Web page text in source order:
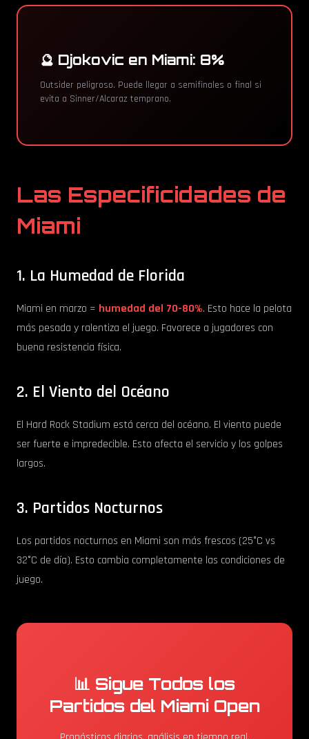
🔮 Djokovic en Miami: 8%
Outsider peligroso. Puede llegar a semifinales o final si
evita a Sinner/Alcaraz temprano.
Las Especificidades de
Miami
1. La Humedad de Florida
Miami en marzo = humedad del 70-80%. Esto hace la pelota
más pesada y ralentiza el juego. Favorece a jugadores con
buena resistencia física.
2. El Viento del Océano
El Hard Rock Stadium está cerca del océano. El viento puede
ser fuerte e impredecible. Esto afecta el servicio y los golpes
largos.
3. Partidos Nocturnos
Los partidos nocturnos en Miami son más frescos (25°C vs
32°C de día). Esto cambia completamente las condiciones de
juego.
📊 Sigue Todos los
Partidos del Miami Open